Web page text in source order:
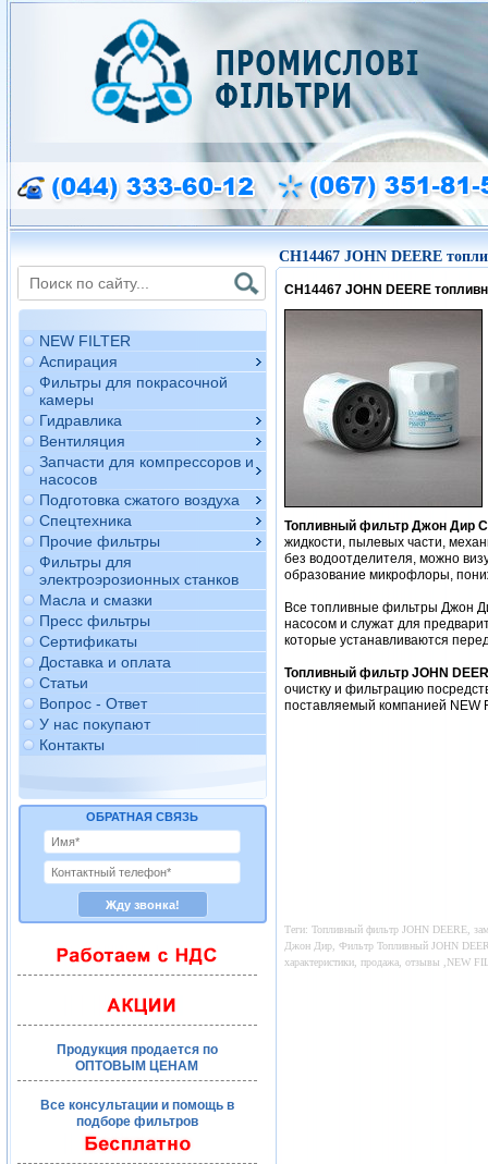
NEW FILTER
Аспирация
Фильтры для покрасочной
камеры
Гидравлика
Вентиляция
Запчасти для компрессоров и
насосов
Подготовка сжатого воздуха
Спецтехника
Прочие фильтры
Фильтры для
электроэрозионных станков
Масла и смазки
Пресс фильтры
Сертификаты
Доставка и оплата
Статьи
Вопрос - Ответ
У нас покупают
Контакты
ОБРАТНАЯ СВЯЗЬ
Продукция продается по
ОПТОВЫМ ЦЕНАМ
Все консультации и помощь в
подборе фильтров
CH14467 JOHN DEERE
CH14467 JOHN DEERE
Топливный фильтр Джон Дир
жидкости, пылевых части,
без водоотделителя, можно
образование микрофлоры,
Все топливные фильтры Джон
насосом и служат для
которые устанавливаются
Топливный фильтр JOHN
очистку и фильтрацию
поставляемый компанией NEW
Теги: Топливный фильтр JOHN DEERE,
Джон Дир, Фильтр Топливный JOHN
характеристики, продажа, отзывы